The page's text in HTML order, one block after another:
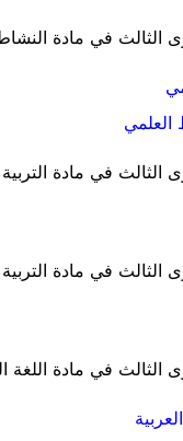
الثالث في مادة
العلمي
الثالث في مادة التربية
الثالث في مادة التربية
الثالث في مادة اللغة